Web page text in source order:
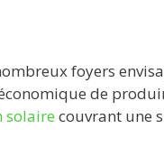
foyers
de
solaire couvrant une